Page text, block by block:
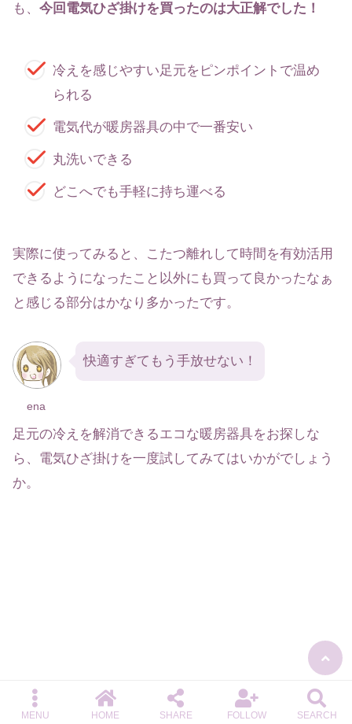
も、 今回電気ひざ掛けを買ったのは大正解でした！
冷えを感じやすい足元をピンポイントで温め
られる
電気代が暖房器具の中で一番安い
丸洗いできる
どこへでも手軽に持ち運べる
実際に使ってみると、こたつ離れして時間を有効活用
できるようになったこと以外にも買って良かったなぁ
と感じる部分はかなり多かったです。
ena
快適すぎてもう手放せない！
足元の冷えを解消できるエコな暖房器具をお探しな
ら、電気ひざ掛けを一度試してみてはいかがでしょう
か。
MENU HOME SHARE FOLLOW SEARCH